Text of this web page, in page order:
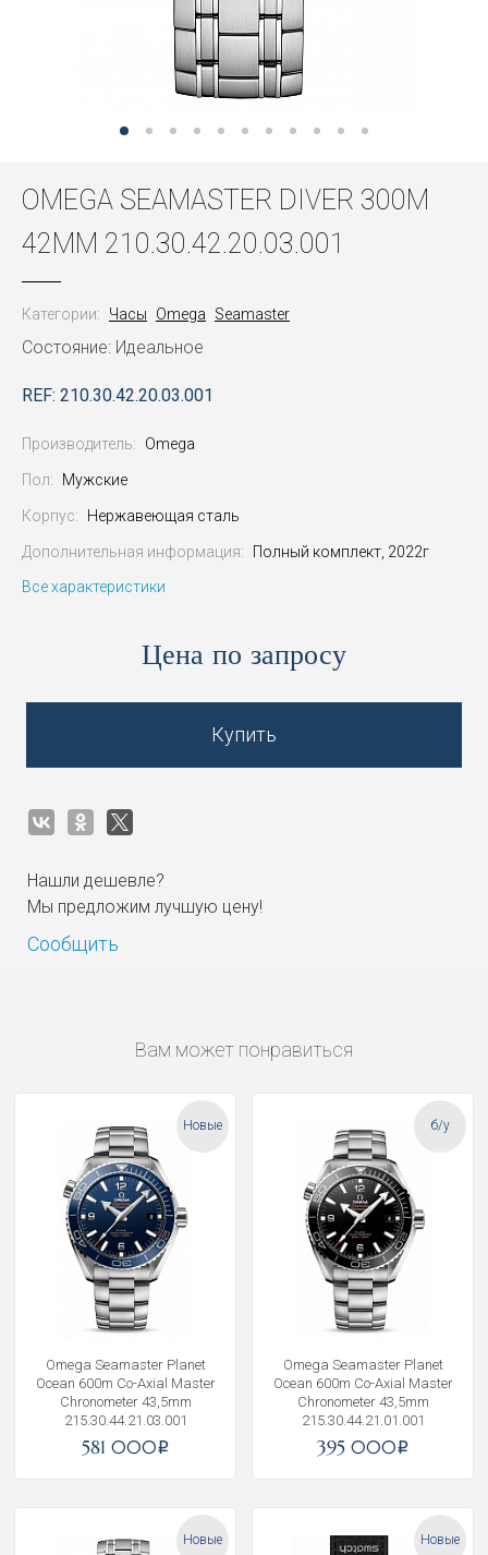
OMEGA SEAMASTER DIVER 300M
42MM 210.30.42.20.03.001
Категории: Часы Omega Seamaster
Состояние: Идеальное
REF: 210.30.42.20.03.001
Производитель: Omega
Пол: Мужские
Корпус: Нержавеющая сталь
Дополнительная информация:
Полный комплект, 2022г
Все характеристики
Цена по запросу
Купить
Нашли дешевле?
Мы предложим лучшую цену!
Сообщить
Вам может понравиться
Новые
Omega Seamaster Planet
Ocean 600m Co-Axial Master
Chronometer 43,5mm
215.30.44.21.03.001
581 000i
б/у
Omega Seamaster Planet
Ocean 600m Co-Axial Master
Chronometer 43,5mm
215.30.44.21.01.001
395 000i
Новые Новые